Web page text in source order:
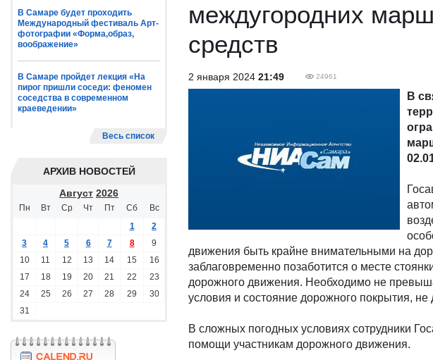
В Самаре будет проходить
Международный фестиваль Арт-
фотографии «Форма,образ,
воображение»
В Самаре пройдет лекция «На
пирог пришли соседи: феномен
соседства в современном
краеведении»
Весь список
АРХИВ НОВОСТЕЙ
Август 2026
Пн Вт Ср Чт Пт Сб
Вс
1
2
3
4 5 6 7 8
9
10
11 12 13 14 15
16
17
18 19 20 21 22
23
24
25 26 27 28 29
30
31
междугородних
средств
2 января 2024 21:49 24961
В
движения быть крайне внимательными на
заблаговременно позаботится о месте
дорожного движения. Необходимо не
условия и состояние дорожного покрытия,
В сложных погодных условиях сотрудники
помощи участникам дорожного движения.